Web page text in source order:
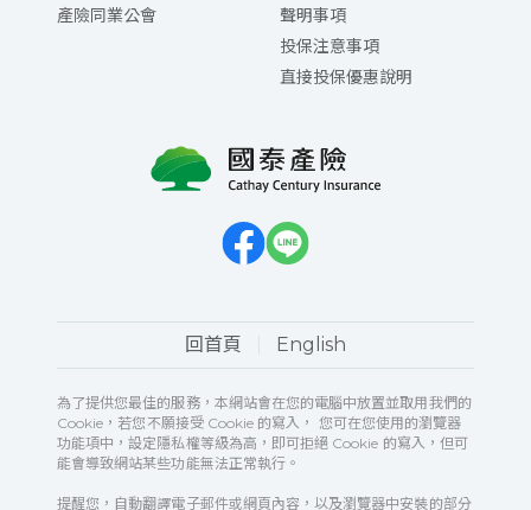
產險同業公會
聲明事項
投保注意事項
直接投保優惠說明
回首頁 English
為了提供您最佳的服務，本網站會在您的電腦中放置並取用我們的
Cookie，若您不願接受 Cookie 的寫入， 您可在您使用的瀏覽器
功能項中，設定隱私權等級為高，即可拒絕 Cookie 的寫入，但可
能會導致網站某些功能無法正常執行。
提醒您，自動翻譯電子郵件或網頁內容，以及瀏覽器中安裝的部分